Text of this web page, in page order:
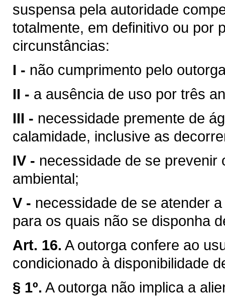
suspensa pela autoridade
totalmente, em definitivo ou por
circunstâncias:
I - não cumprimento pelo
II - a ausência de uso por três
III - necessidade premente de
calamidade, inclusive as
IV - necessidade de se
ambiental;
V - necessidade de se atender
para os quais não se disponha
Art. 16. A outorga confere ao
condicionado à disponibilidade
§ 1º. A outorga não implica a